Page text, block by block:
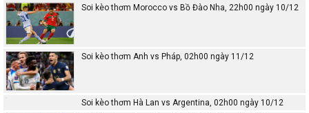
Soi kèo thơm Morocco vs Bồ Đào Nha, 22h00 ngày 10/12
Soi kèo thơm Anh vs Pháp, 02h00 ngày 11/12
Soi kèo thơm Hà Lan vs Argentina, 02h00 ngày 10/12